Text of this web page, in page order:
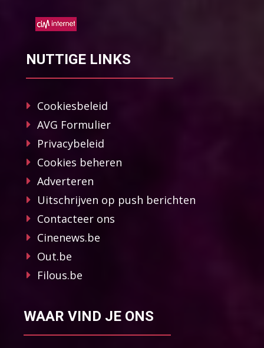
NUTTIGE LINKS
Cookiesbeleid
AVG Formulier
Privacybeleid
Cookies beheren
Adverteren
Uitschrijven op push berichten
Contacteer ons
Cinenews.be
Out.be
Filous.be
WAAR VIND JE ONS